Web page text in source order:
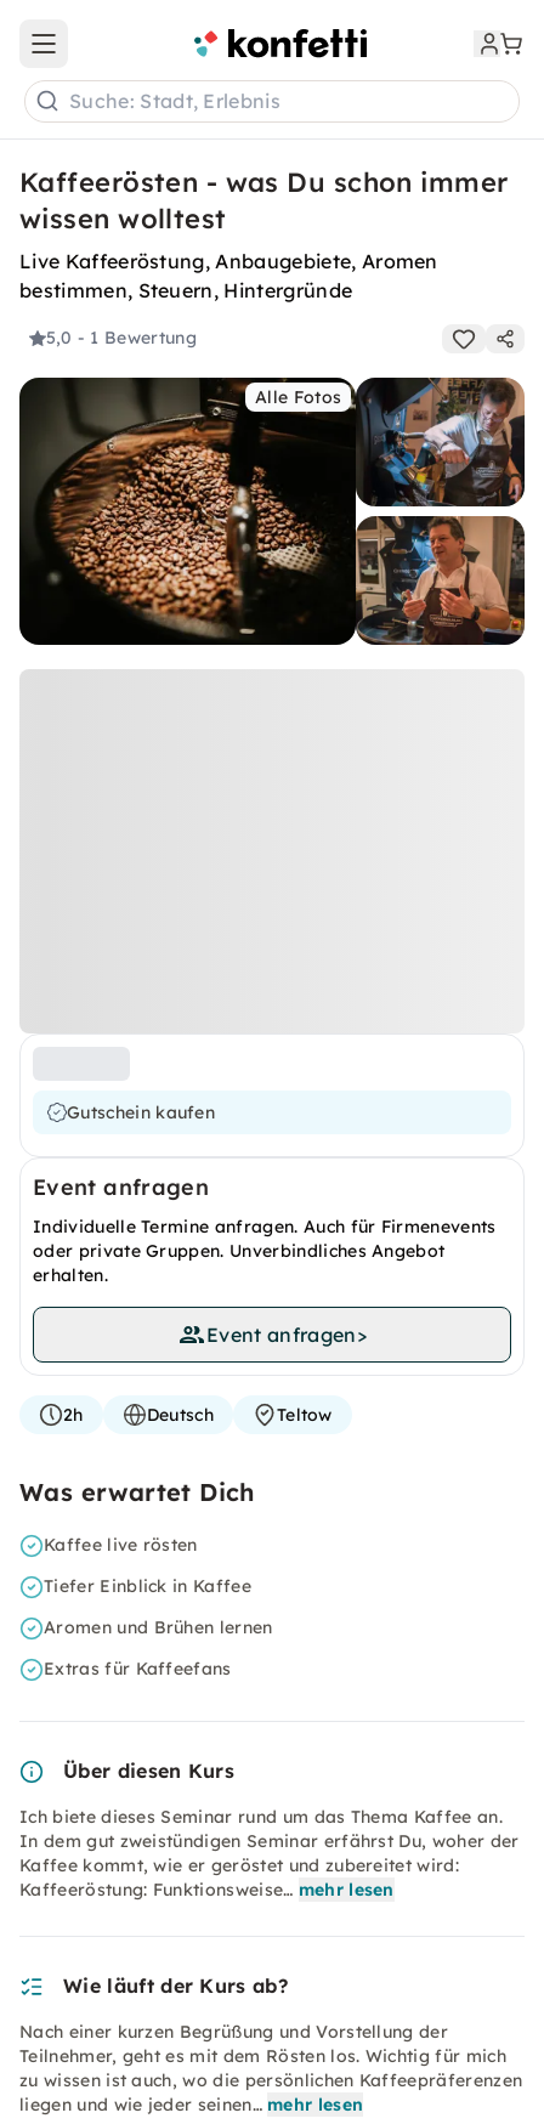
Open main menu
Suche: Stadt, Erlebnis
Kaffeerösten - was Du schon immer
wissen wolltest
Live Kaffeeröstung, Anbaugebiete, Aromen
bestimmen, Steuern, Hintergründe
5,0 - 1 Bewertung
Alle Fotos
Gutschein kaufen
Event anfragen
Individuelle Termine anfragen. Auch für Firmenevents
oder private Gruppen. Unverbindliches Angebot
erhalten.
Event anfragen>
2h Deutsch Teltow
Was erwartet Dich
Kaffee live rösten
Tiefer Einblick in Kaffee
Aromen und Brühen lernen
Extras für Kaffeefans
Über diesen Kurs
Ich biete dieses Seminar rund um das Thema Kaffee an.
In dem gut zweistündigen Seminar erfährst Du, woher der
Kaffee kommt, wie er geröstet und zubereitet wird:
Kaffeeröstung: Funktionsweise… mehr lesen
Wie läuft der Kurs ab?
Nach einer kurzen Begrüßung und Vorstellung der
Teilnehmer, geht es mit dem Rösten los. Wichtig für mich
zu wissen ist auch, wo die persönlichen Kaffeepräferenzen
liegen und wie jeder seinen… mehr lesen